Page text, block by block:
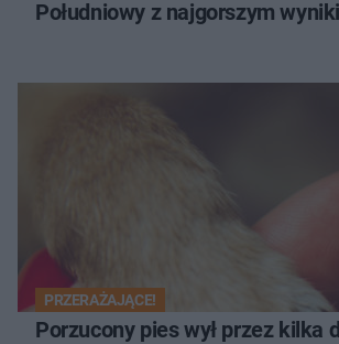
Południowy z najgorszym
PRZERAŻAJĄCE!
Porzucony pies wył przez kilka